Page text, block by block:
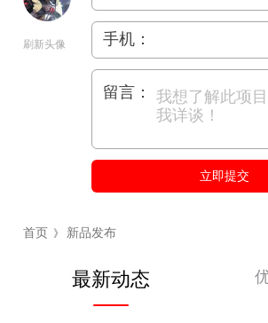
刷新头像 手机：
留言：
立即提交
首页 》 新品发布
最新动态